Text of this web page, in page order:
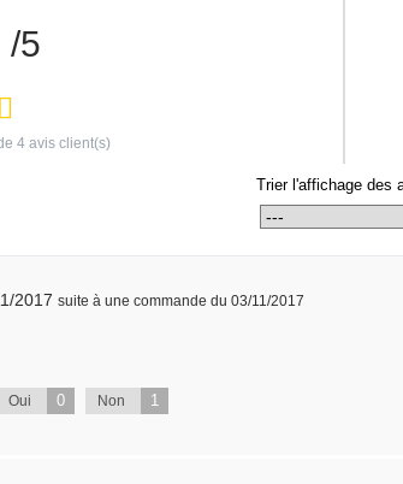
/5
4avis client(s)
Trier l'affichage des
2017 suite à une commande du 03/11/2017
Oui 0 Non 1